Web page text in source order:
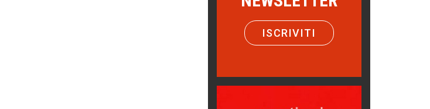
Emilio Isgrò, il cancellatore
ARTE militante
ISCRIVITI